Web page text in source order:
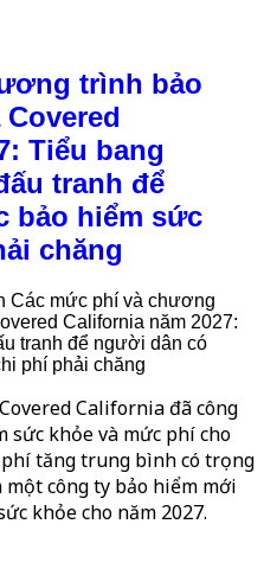
trình bảo
Tiểu bang
tranh để
bảo hiểm sức
chăng
Các mức phí và chương
California năm 2027:
tranh để người dân có
phí phải chăng
California đã công
sức khỏe và mức phí cho
tăng trung bình có trọng
một công ty bảo hiểm mới
khỏe cho năm 2027.